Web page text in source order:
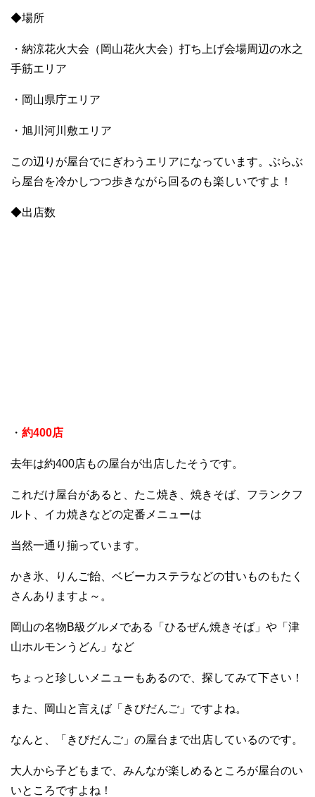
◆場所
・納涼花火大会（岡山花火大会）打ち上げ会場周辺の水之
手筋エリア
・岡山県庁エリア
・旭川河川敷エリア
この辺りが屋台でにぎわうエリアになっています。ぶらぶ
ら屋台を冷かしつつ歩きながら回るのも楽しいですよ！
◆出店数
・ 約400店
去年は約400店もの屋台が出店したそうです。
これだけ屋台があると、たこ焼き、焼きそば、フランクフ
ルト、イカ焼きなどの定番メニューは
当然一通り揃っています。
かき氷、りんご飴、ベビーカステラなどの甘いものもたく
さんありますよ～。
岡山の名物B級グルメである「ひるぜん焼きそば」や「津
山ホルモンうどん」など
ちょっと珍しいメニューもあるので、探してみて下さい！
また、岡山と言えば「きびだんご」ですよね。
なんと、「きびだんご」の屋台まで出店しているのです。
大人から子どもまで、みんなが楽しめるところが屋台のい
いところですよね！